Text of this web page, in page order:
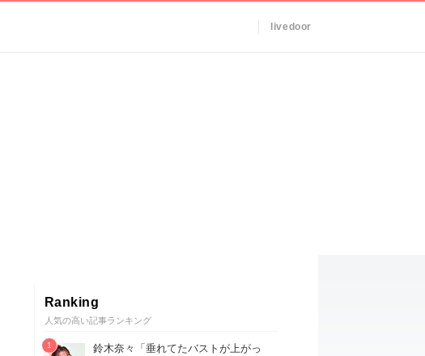
livedoor
Ranking
人気の高い記事ランキング
鈴木奈々「垂れてたバストが上がっ